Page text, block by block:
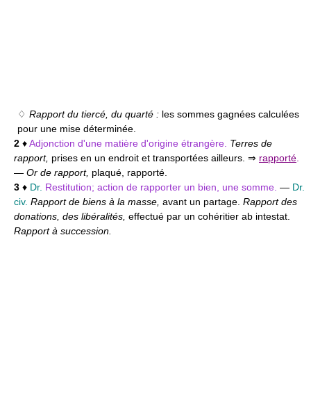
♢ Rapport du tiercé, du quarté : les sommes gagnées calculées
pour une mise déterminée.
2 ♦Adjonction d'une matière d'origine étrangère. Terres de
rapport, prises en un endroit et transportées ailleurs. ⇒ rapporté
— Or de rapport, plaqué, rapporté.
3 ♦ Dr. Restitution; action de rapporter un bien, une somme. — Dr.
civ. Rapport de biens à la masse, avant un partage. Rapport des
donations, des libéralités, effectué par un cohéritier ab intestat.
Rapport à succession.